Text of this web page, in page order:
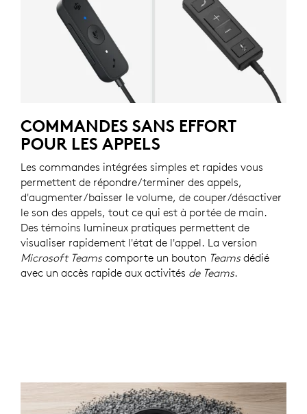
COMMANDES SANS EFFORT
POUR LES APPELS
Les commandes intégrées simples et rapides vous
permettent de répondre/terminer des appels,
d'augmenter/baisser le volume, de couper/désactiver
le son des appels, tout ce qui est à portée de main.
Des témoins lumineux pratiques permettent de
visualiser rapidement l'état de l'appel. La version
Microsoft Teamscomporte un bouton Teamsdédié
avec un accès rapide aux activités de Teams.